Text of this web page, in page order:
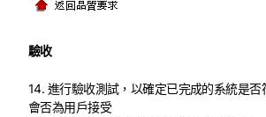
驗收
14. 進行驗收測試，以確定已完成的系統是否
會否為用戶接受